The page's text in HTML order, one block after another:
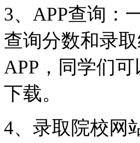
3、APP查询：
查询分数和录
APP，同学们
下载。
4、录取院校网